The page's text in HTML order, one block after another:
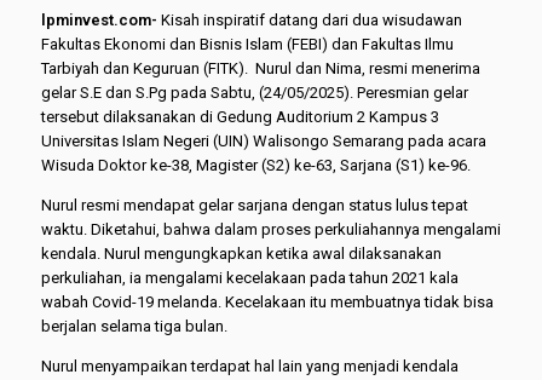
lpminvest.com- Kisah inspiratif datang dari dua wisudawan
Fakultas Ekonomi dan Bisnis Islam (FEBI) dan Fakultas Ilmu
Tarbiyah dan Keguruan (FITK). Nurul dan Nima, resmi menerima
gelar S.E dan S.Pg pada Sabtu, (24/05/2025). Peresmian gelar
tersebut dilaksanakan di Gedung Auditorium 2 Kampus 3
Universitas Islam Negeri (UIN) Walisongo Semarang pada acara
Wisuda Doktor ke-38, Magister (S2) ke-63, Sarjana (S1) ke-96.
Nurul resmi mendapat gelar sarjana dengan status lulus tepat
waktu. Diketahui, bahwa dalam proses perkuliahannya mengalami
kendala. Nurul mengungkapkan ketika awal dilaksanakan
perkuliahan, ia mengalami kecelakaan pada tahun 2021 kala
wabah Covid-19 melanda. Kecelakaan itu membuatnya tidak bisa
berjalan selama tiga bulan.
Nurul menyampaikan terdapat hal lain yang menjadi kendala